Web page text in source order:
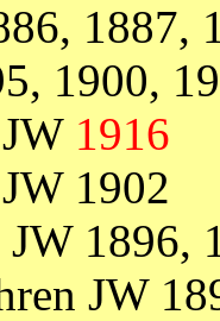
1887,
1900,
1916
1902
JW 1896,
JW